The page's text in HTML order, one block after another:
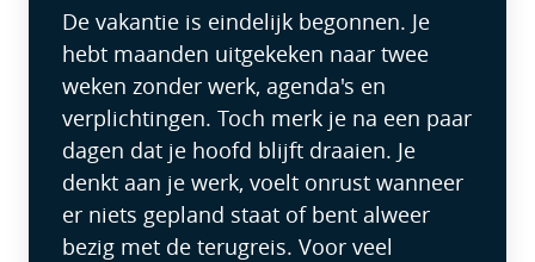
De vakantie is eindelijk begonnen. Je
hebt maanden uitgekeken naar twee
weken zonder werk, agenda's en
verplichtingen. Toch merk je na een paar
dagen dat je hoofd blijft draaien. Je
denkt aan je werk, voelt onrust wanneer
er niets gepland staat of bent alweer
bezig met de terugreis. Voor veel